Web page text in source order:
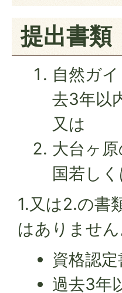
提出書類
自然ガ
去3年以
又は
大台ヶ
国若し
1.又は2.の書
はありません
資格認
過去3年